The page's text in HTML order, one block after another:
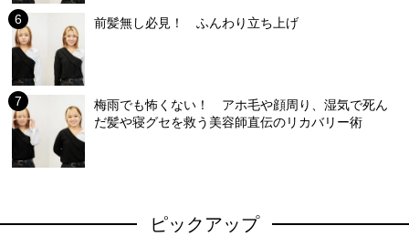
前髪無し必見！ ふんわり立ち上げ
梅雨でも怖くない！ アホ毛や顔周り、湿気で死ん
だ髪や寝グセを救う美容師直伝のリカバリー術
ピックアップ